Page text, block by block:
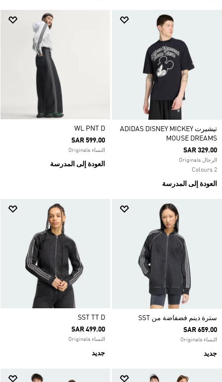
تيشيرت ADIDAS DISNEY MICKEY
MOUSE DREAMS
SAR 329.00
الرجال Originals
2 Colours
العودة إلى المدرسة
WL PNT D
SAR 599.00
النساء Originals
العودة إلى المدرسة
سترة دينم فضفاضة من SST
SAR 659.00
النساء Originals
جديد
SST TT D
SAR 499.00
النساء Originals
جديد